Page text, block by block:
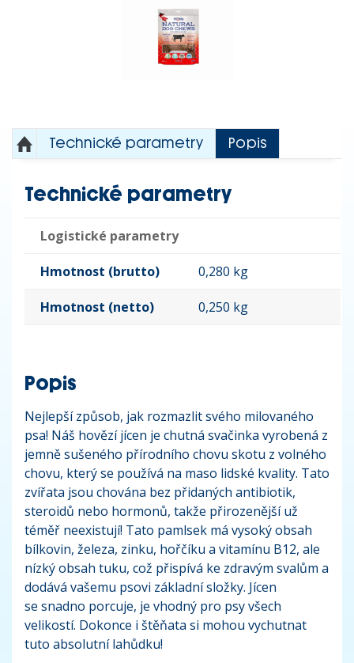
Technické parametry Popis
Technické parametry
Logistické parametry
Hmotnost (brutto) 0,280 kg
Hmotnost (netto) 0,250 kg
Popis
Nejlepší způsob, jak rozmazlit svého milovaného
psa! Náš hovězí jícen je chutná svačinka vyrobená z
jemně sušeného přírodního chovu skotu z volného
chovu, který se používá na maso lidské kvality. Tato
zvířata jsou chována bez přidaných antibiotik,
steroidů nebo hormonů, takže přirozenější už
téměř neexistují! Tato pamlsek má vysoký obsah
bílkovin, železa, zinku, hořčíku a vitamínu B12, ale
nízký obsah tuku, což přispívá ke zdravým svalům a
dodává vašemu psovi základní složky. Jícen
se snadno porcuje, je vhodný pro psy všech
velikostí. Dokonce i štěňata si mohou vychutnat
tuto absolutní lahůdku!